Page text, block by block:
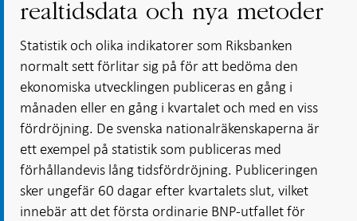
realtidsdata och nya metoder
Statistik och olika indikatorer som Riksbanken
normalt sett förlitar sig på för att bedöma den
ekonomiska utvecklingen publiceras en gång i
månaden eller en gång i kvartalet och med en viss
fördröjning. De svenska nationalräkenskaperna är
ett exempel på statistik som publiceras med
förhållandevis lång tidsfördröjning. Publiceringen
sker ungefär 60 dagar efter kvartalets slut, vilket
innebär att det första ordinarie BNP-utfallet för